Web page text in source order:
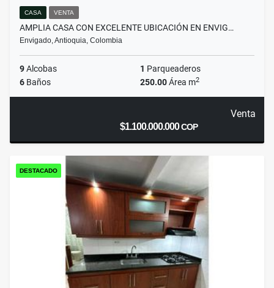
CASA VENTA
AMPLIA CASA CON EXCELENTE UBICACIÓN EN ENVIG…
Envigado, Antioquia, Colombia
9Alcobas 1 Parqueaderos
6 Baños 250.00Área m2
Venta
$1.100.000.000COP
DESTACADO